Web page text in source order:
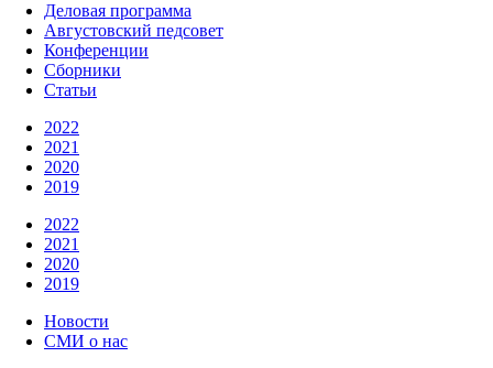
Деловая программа
Августовский педсовет
Конференции
Сборники
Статьи
2022
2021
2020
2019
2022
2021
2020
2019
Новости
СМИ о нас